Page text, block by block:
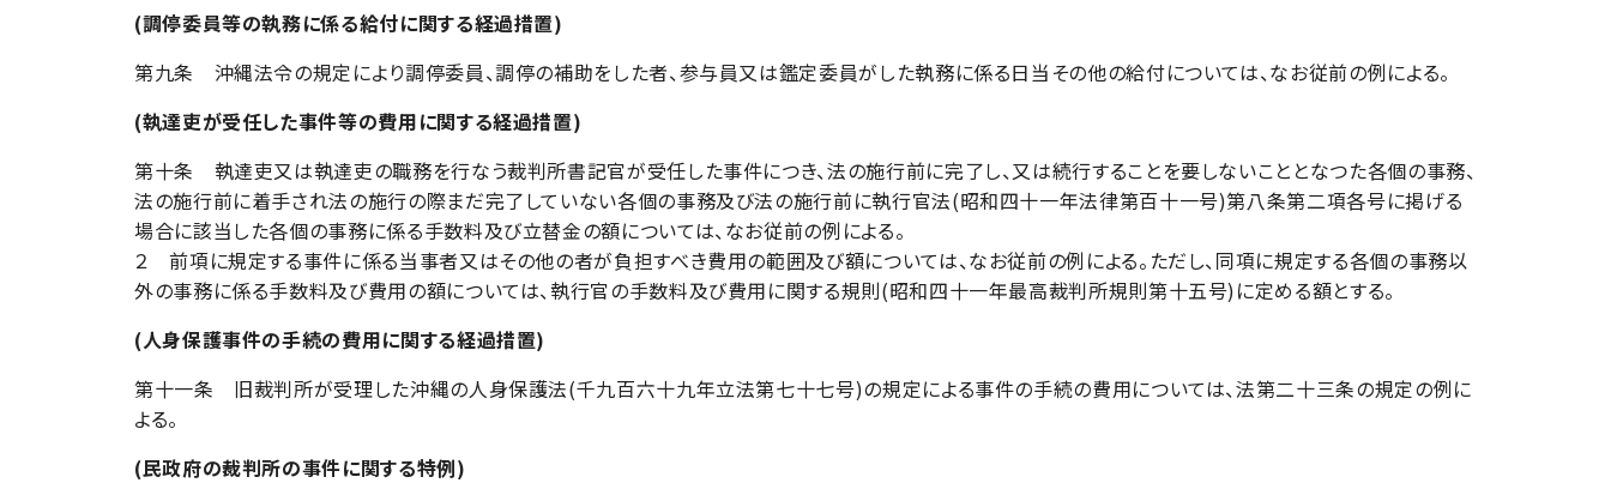
(調停委員等の執務に係る給付に関する経過措置)
第九条 沖縄法令の規定により調停委員、調停の補助をした者、参与員又は鑑定委員がした執務に係る日当その他の給付については、なお従前の例による。
(執達吏が受任した事件等の費用に関する経過措置)
第十条 執達吏又は執達吏の職務を行なう裁判所書記官が受任した事件につき、法の施行前に完了し、又は続行することを要しないこととなつた各個の事務、
法の施行前に着手され法の施行の際まだ完了していない各個の事務及び法の施行前に執行官法(昭和四十一年法律第百十一号)第八条第二項各号に掲げる
場合に該当した各個の事務に係る手数料及び立替金の額については、なお従前の例による。
２ 前項に規定する事件に係る当事者又はその他の者が負担すべき費用の範囲及び額については、なお従前の例による。ただし、同項に規定する各個の事務以
外の事務に係る手数料及び費用の額については、執行官の手数料及び費用に関する規則(昭和四十一年最高裁判所規則第十五号)に定める額とする。
(人身保護事件の手続の費用に関する経過措置)
第十一条 旧裁判所が受理した沖縄の人身保護法(千九百六十九年立法第七十七号)の規定による事件の手続の費用については、法第二十三条の規定の例に
よる。
(民政府の裁判所の事件に関する特例)